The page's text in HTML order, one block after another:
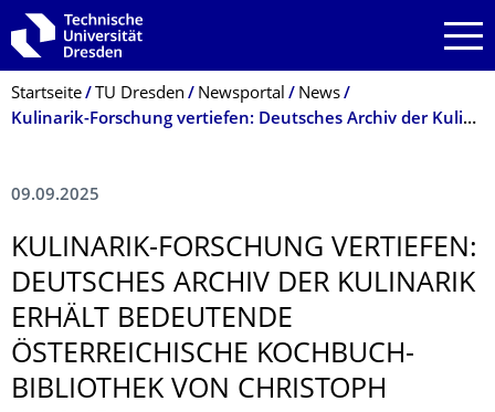
Zur Hauptnavigation springen
Zur Suche springen
Zum Inhalt springen
Breadcrumb-Menü
Startseite TU Dresden Newsportal
News
Kulinarik-Forschung vertiefen: Deutsches Archiv der Kulinarik erhält bedeutende österreichische Kochbuch-Bibliothek von Christoph Wagner
09.09.2025
KULINARIK-FORSCHUNG VERTIEFEN:
DEUTSCHES ARCHIV DER KULINARIK
ERHÄLT BEDEUTENDE
ÖSTERREICHISCHE KOCHBUCH-
BIBLIOTHEK VON CHRISTOPH